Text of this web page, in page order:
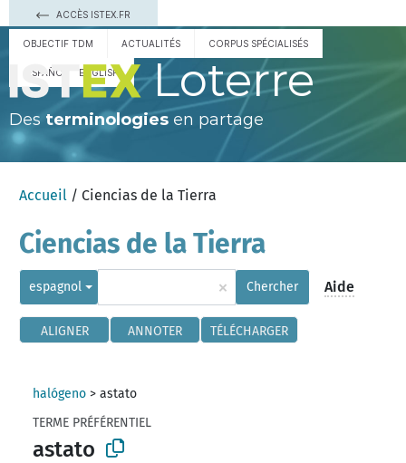
ACCÈS ISTEX.FR
OBJECTIF TDM ACTUALITÉS CORPUS SPÉCIALISÉS
ESPAÑOL ENGLISH Loterre
Des terminologies en partage
Accueil / Ciencias de la Tierra
Ciencias de la Tierra
espagnol × Chercher Aide
ALIGNER ANNOTER TÉLÉCHARGER
halógeno >astato
TERME PRÉFÉRENTIEL
astato